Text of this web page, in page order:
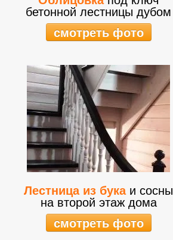
бетонной лестницы дубом
смотреть фото
Лестница из букаи сосны
на второй этаж дома
смотреть фото